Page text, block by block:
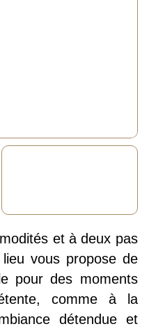
et à deux pas
vous propose de
pour des moments
comme à la
détendue et